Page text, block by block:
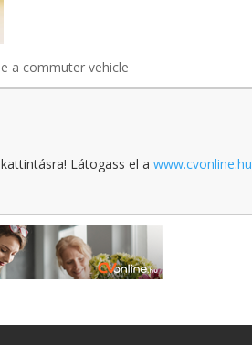
a commuter vehicle
Látogass el awww.cvonline.hu